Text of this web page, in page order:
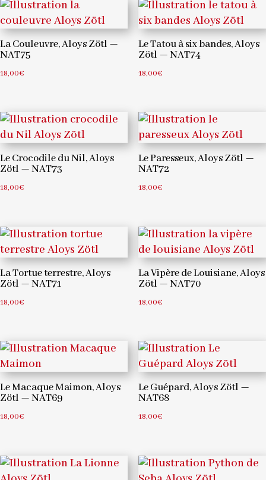
La Couleuvre, Aloys Zötl —
NAT75
18,00€
Le Tatou à six bandes, Aloys
Zötl — NAT74
18,00€
Le Crocodile du Nil, Aloys
Zötl — NAT73
18,00€
Le Paresseux, Aloys Zötl —
NAT72
18,00€
La Tortue terrestre, Aloys
Zötl — NAT71
18,00€
La Vipère de Louisiane, Aloys
Zötl — NAT70
18,00€
Le Macaque Maimon, Aloys
Zötl — NAT69
18,00€
Le Guépard, Aloys Zötl —
NAT68
18,00€